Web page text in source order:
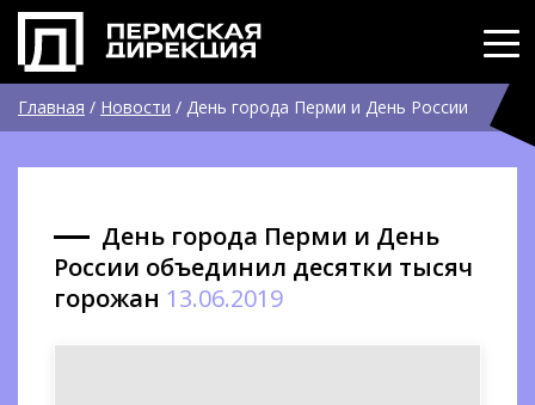
Главная / Новости / День города Перми и День России
День города Перми и День
России объединил десятки тысяч
горожан 13.06.2019